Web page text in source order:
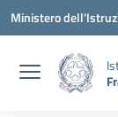
Vai ai contenuti
Vai al menu di
Vai al footer
Ministero